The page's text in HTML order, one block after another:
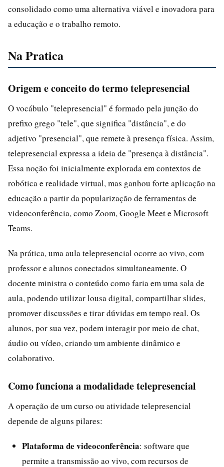
consolidado como uma alternativa viável e inovadora para
a educação e o trabalho remoto.
Na Pratica
Origem e conceito do termo telepresencial
O vocábulo "telepresencial" é formado pela junção do
prefixo grego "tele", que significa "distância", e do
adjetivo "presencial", que remete à presença física. Assim,
telepresencial expressa a ideia de "presença à distância".
Essa noção foi inicialmente explorada em contextos de
robótica e realidade virtual, mas ganhou forte aplicação na
educação a partir da popularização de ferramentas de
videoconferência, como Zoom, Google Meet e Microsoft
Teams.
Na prática, uma aula telepresencial ocorre ao vivo, com
professor e alunos conectados simultaneamente. O
docente ministra o conteúdo como faria em uma sala de
aula, podendo utilizar lousa digital, compartilhar slides,
promover discussões e tirar dúvidas em tempo real. Os
alunos, por sua vez, podem interagir por meio de chat,
áudio ou vídeo, criando um ambiente dinâmico e
colaborativo.
Como funciona a modalidade telepresencial
A operação de um curso ou atividade telepresencial
depende de alguns pilares:
Plataforma de videoconferência: software que
permite a transmissão ao vivo, com recursos de